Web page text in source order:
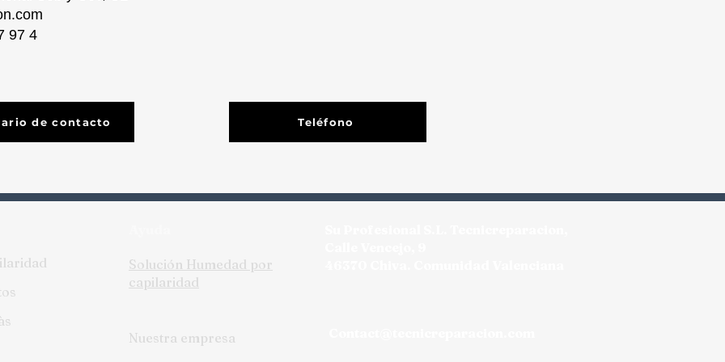
97 4
de contacto Teléfono
Solución Humedad por
capilaridad
Nuestra empresa